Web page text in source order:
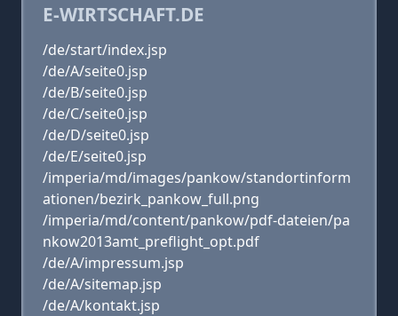
E-WIRTSCHAFT.DE
/de/start/index.jsp
/de/A/seite0.jsp
/de/B/seite0.jsp
/de/C/seite0.jsp
/de/D/seite0.jsp
/de/E/seite0.jsp
/imperia/md/images/pankow/standortinform
ationen/bezirk_pankow_full.png
/imperia/md/content/pankow/pdf-dateien/pa
nkow2013amt_preflight_opt.pdf
/de/A/impressum.jsp
/de/A/sitemap.jsp
/de/A/kontakt.jsp